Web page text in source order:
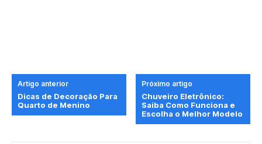
Artigo anterior
Dicas de Decoração Para
Quarto de Menino
Próximo artigo
Chuveiro Eletrônico:
Saiba Como Funciona e
Escolha o Melhor Modelo